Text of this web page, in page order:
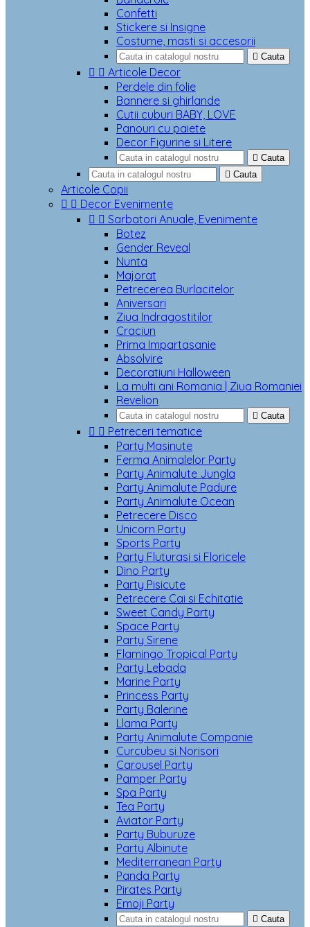
Confetti
Stickere si Insigne
Costume, masti si accesorii
 Cauta
  Articole Decor
Perdele din folie
Bannere si ghirlande
Cutii cuburi BABY, LOVE
Panouri cu paiete
Decor Figurine si Litere
 Cauta
 Cauta
Articole Copii
  Decor Evenimente
  Sarbatori Anuale, Evenimente
Botez
Gender Reveal
Nunta
Majorat
Petrecerea Burlacitelor
Aniversari
Ziua Indragostitilor
Craciun
Prima Impartasanie
Absolvire
Decoratiuni Halloween
La multi ani Romania | Ziua Romaniei
Revelion
 Cauta
  Petreceri tematice
Party Masinute
Ferma Animalelor Party
Party Animalute Jungla
Party Animalute Padure
Party Animalute Ocean
Petrecere Disco
Unicorn Party
Sports Party
Party Fluturasi si Floricele
Dino Party
Party Pisicute
Petrecere Cai si Echitatie
Sweet Candy Party
Space Party
Party Sirene
Flamingo Tropical Party
Party Lebada
Marine Party
Princess Party
Party Balerine
Llama Party
Party Animalute Companie
Curcubeu si Norisori
Carousel Party
Pamper Party
Spa Party
Tea Party
Aviator Party
Party Buburuze
Party Albinute
Mediterranean Party
Panda Party
Pirates Party
Emoji Party
 Cauta